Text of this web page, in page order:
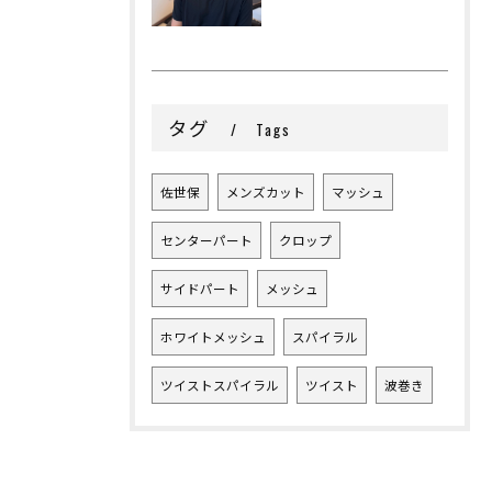
タグ Tags
佐世保 メンズカット マッシュ
センターパート クロップ
サイドパート メッシュ
ホワイトメッシュ スパイラル
ツイストスパイラル ツイスト 波巻き